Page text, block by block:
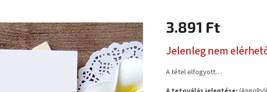
3.891 Ft
Jelenleg nem
A tétel elfogyott…